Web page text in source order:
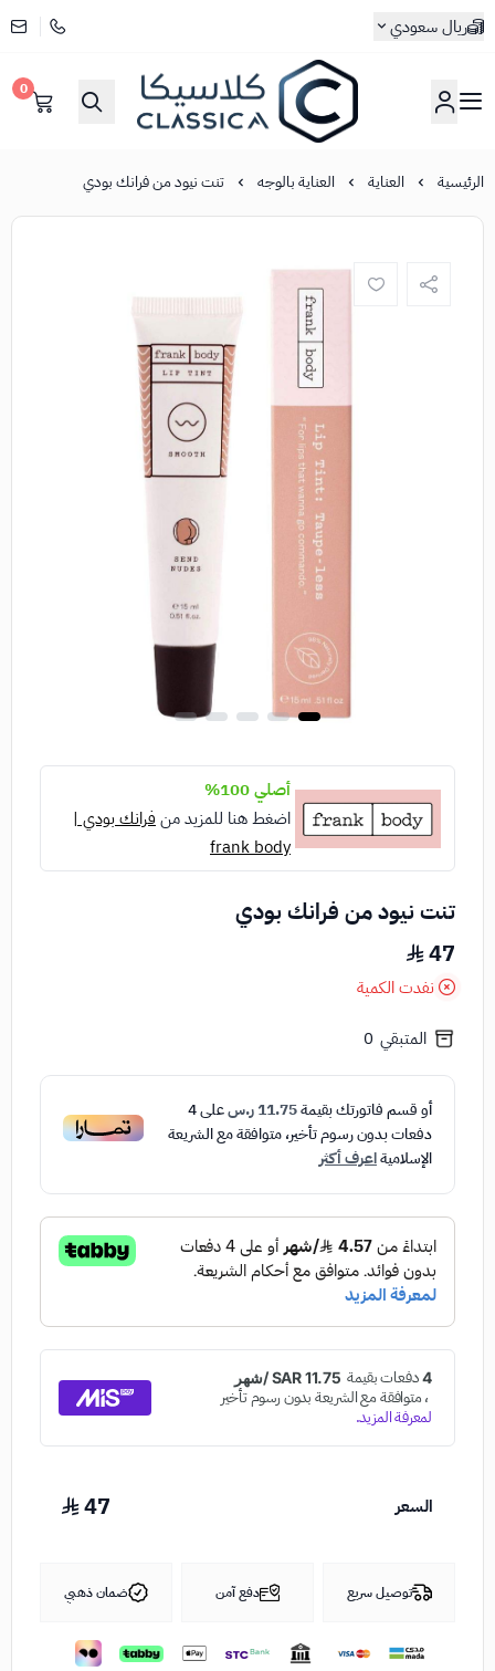
ريال سعودي
كلاسيكا
0
الرئيسية العناية العناية بالوجه تنت نيود من فرانك بودي
أصلي 100%
اضغط هنا للمزيد من فرانك بودي |
frank body
تنت نيود من فرانك بودي
47
نفدت الكمية
المتبقي 0
أو قسم فاتورتك بقيمة11.75 ر.س على4
دفعات بدون رسوم تأخير، متوافقة مع الشريعة
الإسلاميةاعرف أكثر
السعر 47
توصيل سريع دفع آمن ضمان ذهبي